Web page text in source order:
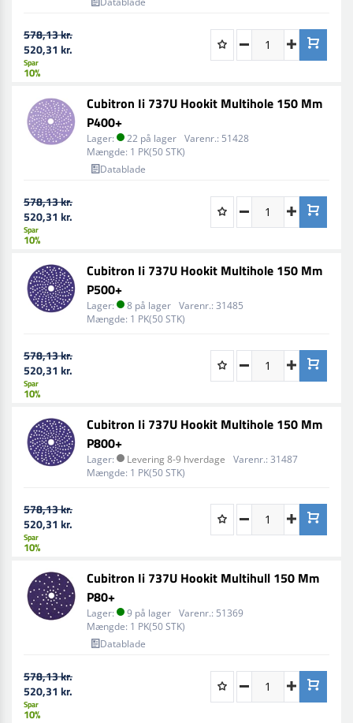
578,13 kr.
520,31 kr.
Spar
10%
Cubitron Ii 737U Hookit Multihole 150 Mm
P400+
Lager: 22 på lager Varenr.: 51428
Mængde: 1 PK(50 STK)
Datablade
578,13 kr.
520,31 kr.
Spar
10%
Cubitron Ii 737U Hookit Multihole 150 Mm
P500+
Lager: 8 på lager Varenr.: 31485
Mængde: 1 PK(50 STK)
578,13 kr.
520,31 kr.
Spar
10%
Cubitron Ii 737U Hookit Multihole 150 Mm
P800+
Lager: Levering 8-9 hverdage Varenr.: 31487
Mængde: 1 PK(50 STK)
578,13 kr.
520,31 kr.
Spar
10%
Cubitron Ii 737U Hookit Multihull 150 Mm
P80+
Lager: 9 på lager Varenr.: 51369
Mængde: 1 PK(50 STK)
Datablade
578,13 kr.
520,31 kr.
Spar
10%